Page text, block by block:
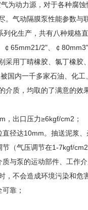
动力源，对于各种腐蚀
。气动隔膜泵性能参数与
化生产，共有八种规格
65mm21/2"、￠
采用丁晴橡胶、氯丁橡胶
国内一千多家石油、化
质，均取的了满意的效果
，出口压力≥6kgf/cm2；
径达10mm。抽送泥浆、
（气压调节在1-7kgf/cm2
与泵的运动部件、工作
不会造成环境污染和危
靠；